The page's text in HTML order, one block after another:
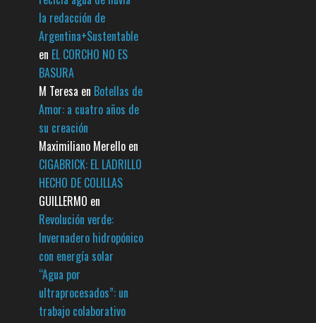
la redacción de
Argentina+Sustentable
en EL CORCHO NO ES
BASURA
M Teresa en Botellas de
Amor: a cuatro años de
su creación
Maximiliano Merello en
CIGABRICK: EL LADRILLO
HECHO DE COLILLAS
GUILLERMO en
Revolución verde:
Invernadero hidropónico
con energía solar
“Agua por
ultraprocesados”: un
trabajo colaborativo